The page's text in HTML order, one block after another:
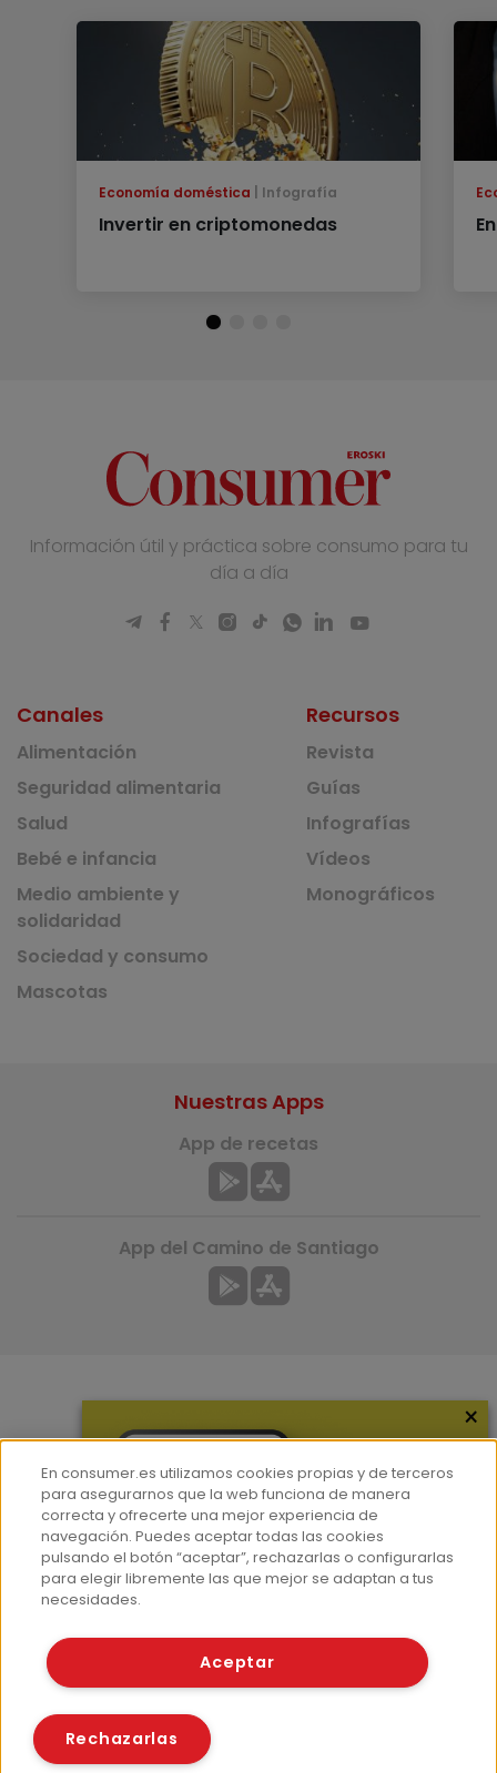
Economía doméstica Infografía
Invertir en criptomonedas
Información útil y práctica sobre consumo para tu
día a día
Canales
Alimentación
Seguridad alimentaria
Salud
Bebé e infancia
Medio ambiente y
solidaridad
Sociedad y consumo
Mascotas
Recursos
Revista
Guías
Infografías
Vídeos
Monográficos
Hemeroteca
Contacto
Prensa
Corpus Lingüístico Consumer
Nuestras Apps
App de recetas
App del Camino de Santiago
© Fundación EROSKI
Políticas de cookies
×
En consumer.es utilizamos cookies propias y de terceros
para asegurarnos que la web funciona de manera
correcta y ofrecerte una mejor experiencia de
navegación. Puedes aceptar todas las cookies
pulsando el botón “aceptar”, rechazarlas o configurarlas
para elegir libremente las que mejor se adaptan a tus
necesidades.
Aceptar
Rechazarlas